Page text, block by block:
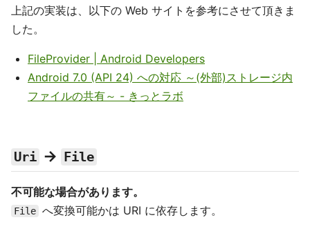
上記の実装は、以下の Web サイトを参考にさせて頂きま
した。
FileProvider | Android Developers
Android 7.0 (API 24) への対応 ～(外部)ストレージ内
ファイルの共有～ - きっとラボ
Uri → File
不可能な場合があります。
File へ変換可能かは URI に依存します。